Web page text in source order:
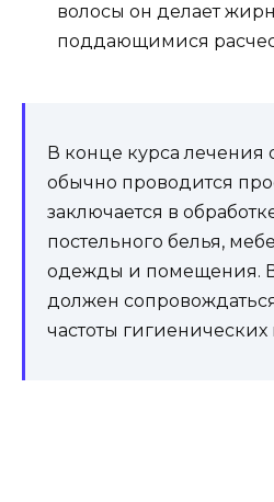
волосы он делает
поддающимися
В конце курса лечения
обычно проводится
заключается в
постельного белья,
одежды и помещения.
должен
частоты